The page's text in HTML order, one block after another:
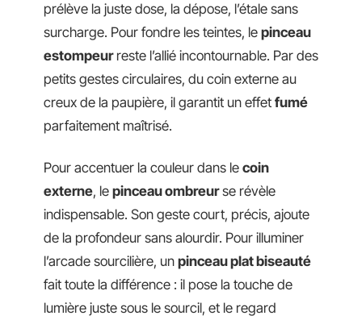
prélève la juste dose, la dépose, l’étale sans
surcharge. Pour fondre les teintes, le pinceau
estompeurreste l’allié incontournable. Par des
petits gestes circulaires, du coin externe au
creux de la paupière, il garantit un effet fumé
parfaitement maîtrisé.
Pour accentuer la couleur dans le coin
externe, le pinceau ombreurse révèle
indispensable. Son geste court, précis, ajoute
de la profondeur sans alourdir. Pour illuminer
l’arcade sourcilière, un pinceau plat biseauté
fait toute la différence : il pose la touche de
lumière juste sous le sourcil, et le regard